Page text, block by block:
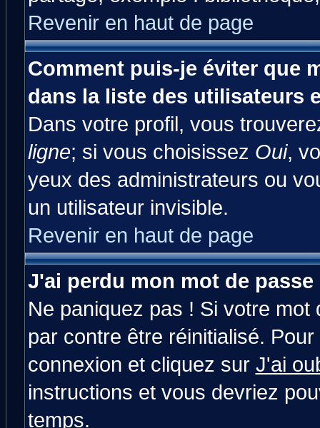
Revenir en haut de page
Comment puis-je éviter que
dans la liste des utilisateurs
Dans votre profil, vous
ligne; si vous choisissez Oui,
yeux des administrateurs ou
un utilisateur invisible.
Revenir en haut de page
J'ai perdu mon mot de passe
Ne paniquez pas ! Si votre
par contre être réinitialisé.
connexion et cliquez sur J'ai
instructions et vous devriez
temps.